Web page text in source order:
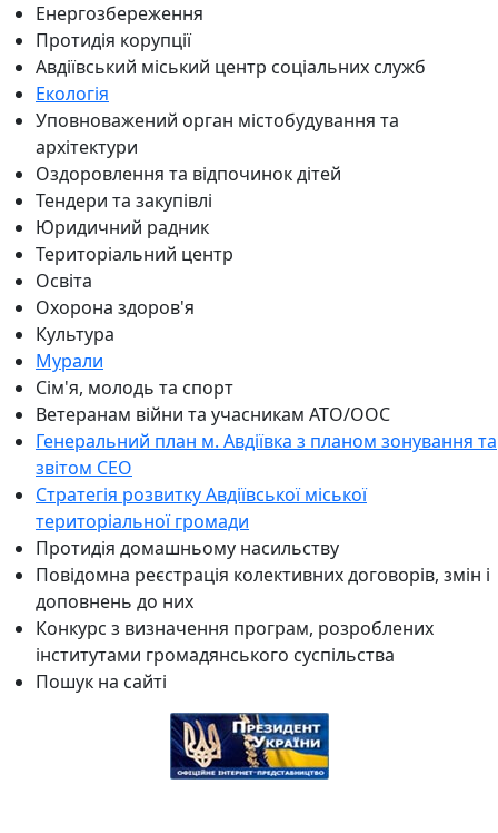
Енергозбереження
Протидія корупції
Авдіївський міський центр соціальних служб
Екологія
Уповноважений орган містобудування та
архітектури
Оздоровлення та відпочинок дітей
Тендери та закупівлі
Юридичний радник
Територіальний центр
Освіта
Охорона здоров'я
Культура
Мурали
Сім'я, молодь та спорт
Ветеранам війни та учасникам АТО/ООС
Генеральний план м. Авдіївка з планом зонування та
звітом СЕО
Стратегія розвитку Авдіївської міської
територіальної громади
Протидія домашньому насильству
Повідомна реєстрація колективних договорів, змін і
доповнень до них
Конкурс з визначення програм, розроблених
інститутами громадянського суспільства
Пошук на сайті